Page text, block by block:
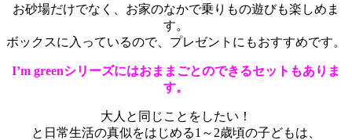
お砂場だけでなく、お家のなかで乗りもの遊びも楽しめま
す。
ボックスに入っているので、プレゼントにもおすすめです。
I’m greenシリーズにはおままごとのできるセットもありま
す。
大人と同じことをしたい！
と日常生活の真似をはじめる1～2歳頃の子どもは、